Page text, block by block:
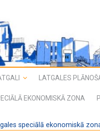
LATGALES
EKONOMISKĀ ZONA
speciālā ekonomiskā